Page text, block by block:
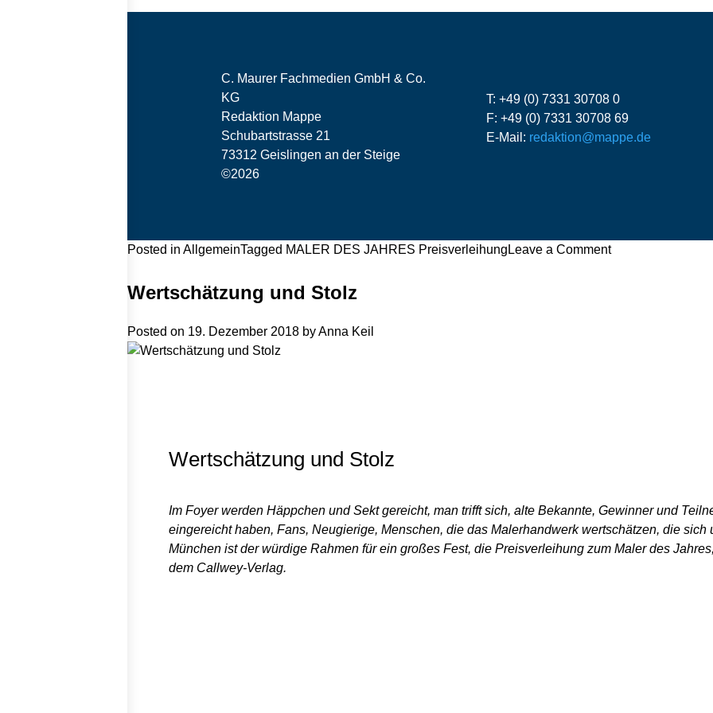
C. Maurer Fachmedien GmbH & Co.
KG
Redaktion Mappe
Schubartstrasse 21
73312 Geislingen an der Steige
©2026
T: +49 (0) 7331 30708 0
F: +49 (0) 7331 30708 69
E-Mail: redaktion@mappe.de
Posted in AllgemeinTagged MALER DES JAHRES Preisverleihung Leave a Commenton
Wertschätzung und Stolz
Posted on 19. Dezember 2018 byAnna Keil
Wertschätzung und Stolz
Im Foyer werden Häppchen und Sekt gereicht, man trifft sich, alte Bekannte, Gewinner und
eingereicht haben, Fans, Neugierige, Menschen, die das Malerhandwerk wertschätzen, die
München ist der würdige Rahmen für ein großes Fest, die Preisverleihung zum Maler des
dem Callwey-Verlag.